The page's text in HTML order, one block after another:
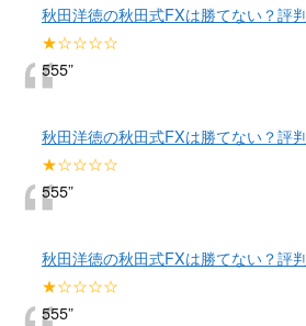
秋田洋徳の秋田式FXは勝てない？評
★☆☆☆☆
“555”
秋田洋徳の秋田式FXは勝てない？評
★☆☆☆☆
“555”
秋田洋徳の秋田式FXは勝てない？評
★☆☆☆☆
555”